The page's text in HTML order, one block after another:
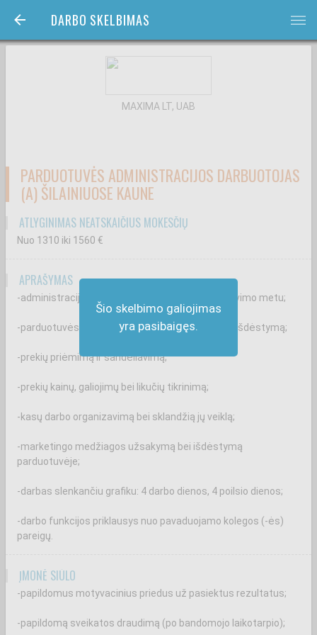
DARBO SKELBIMAS bars
Šio skelbimo galiojimas
yra pasibaigęs.
MAXIMA LT, UAB
PARDUOTUVĖS ADMINISTRACIJOS DARBUOTOJAS
(A) ŠILAINIUOSE KAUNE
ATLYGINIMAS NEATSKAIČIUS MOKESČIŲ
Nuo 1310 iki 1560 €
APRAŠYMAS
-administracijos darbuotojų pavadavimą jų nebuvimo metu;
-parduotuvės salės priežiūrą bei tinkamą prekių išdėstymą;
-prekių priėmimą ir sandėliavimą;
-prekių kainų, galiojimų bei likučių tikrinimą;
-kasų darbo organizavimą bei sklandžią jų veiklą;
-marketingo medžiagos užsakymą bei išdėstymą
parduotuvėje;
-darbas slenkančiu grafiku: 4 darbo dienos, 4 poilsio dienos;
-darbo funkcijos priklausys nuo pavaduojamo kolegos (-ės)
pareigų.
ĮMONĖ SIŪLO
-papildomus motyvacinius priedus už pasiektus rezultatus;
-papildomą sveikatos draudimą (po bandomojo laikotarpio);